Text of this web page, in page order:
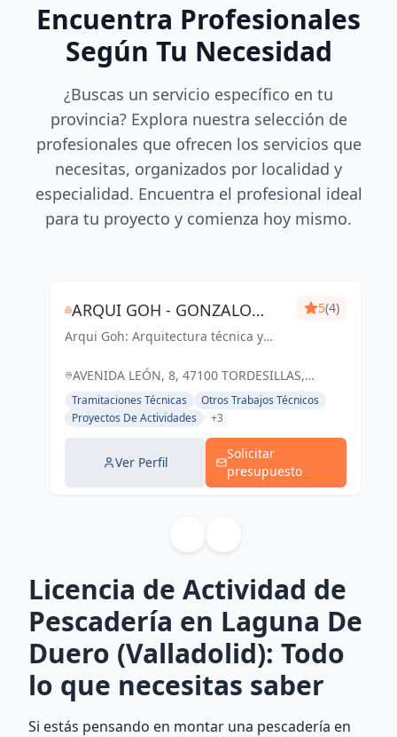
Encuentra Profesionales
Según Tu Necesidad
¿Buscas un servicio específico en tu
provincia? Explora nuestra selección de
profesionales que ofrecen los servicios que
necesitas, organizados por localidad y
especialidad. Encuentra el profesional ideal
para tu proyecto y comienza hoy mismo.
ARQUI GOH - GONZALO
HERVADA ARQUITECTO
TÉCNICO
Arqui Goh: Arquitectura técnica y
en Tordesillas y Valladolid. Soluciones
proyectos.
5(4)
AVENIDA LEÓN, 8, 47100 TORDESILLAS,
VALLADOLID, ESPAÑA, España
Tramitaciones Técnicas
Otros Trabajos Técnicos
Proyectos De Actividades
+3
Ver Perfil
Solicitar
presupuesto
Licencia de Actividad de
Pescadería en Laguna De
Duero (Valladolid): Todo
lo que necesitas saber
Si estás pensando en montar una pescadería en